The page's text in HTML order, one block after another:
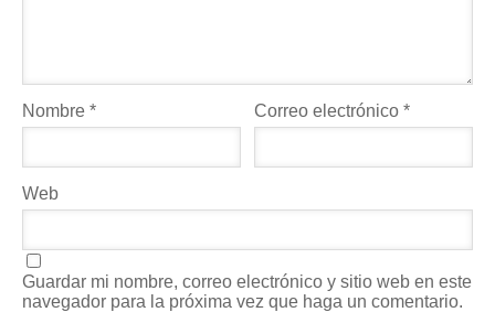
Nombre * Correo electrónico*
Web
Guardar mi nombre, correo electrónico y sitio web en este
navegador para la próxima vez que haga un comentario.